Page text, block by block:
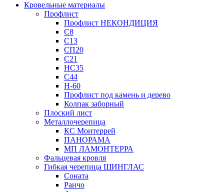
Кровельные материалы
Профлист
Профлист НЕКОНДИЦИЯ
С8
С13
СП20
С21
НС35
С44
Н-60
Профлист под камень и дерево
Колпак заборный
Плоский лист
Металлочерепица
КС Монтеррей
ПАНОРАМА
МП ЛАМОНТЕРРА
Фальцевая кровля
Гибкая черепица ШИНГЛАС
Соната
Ранчо